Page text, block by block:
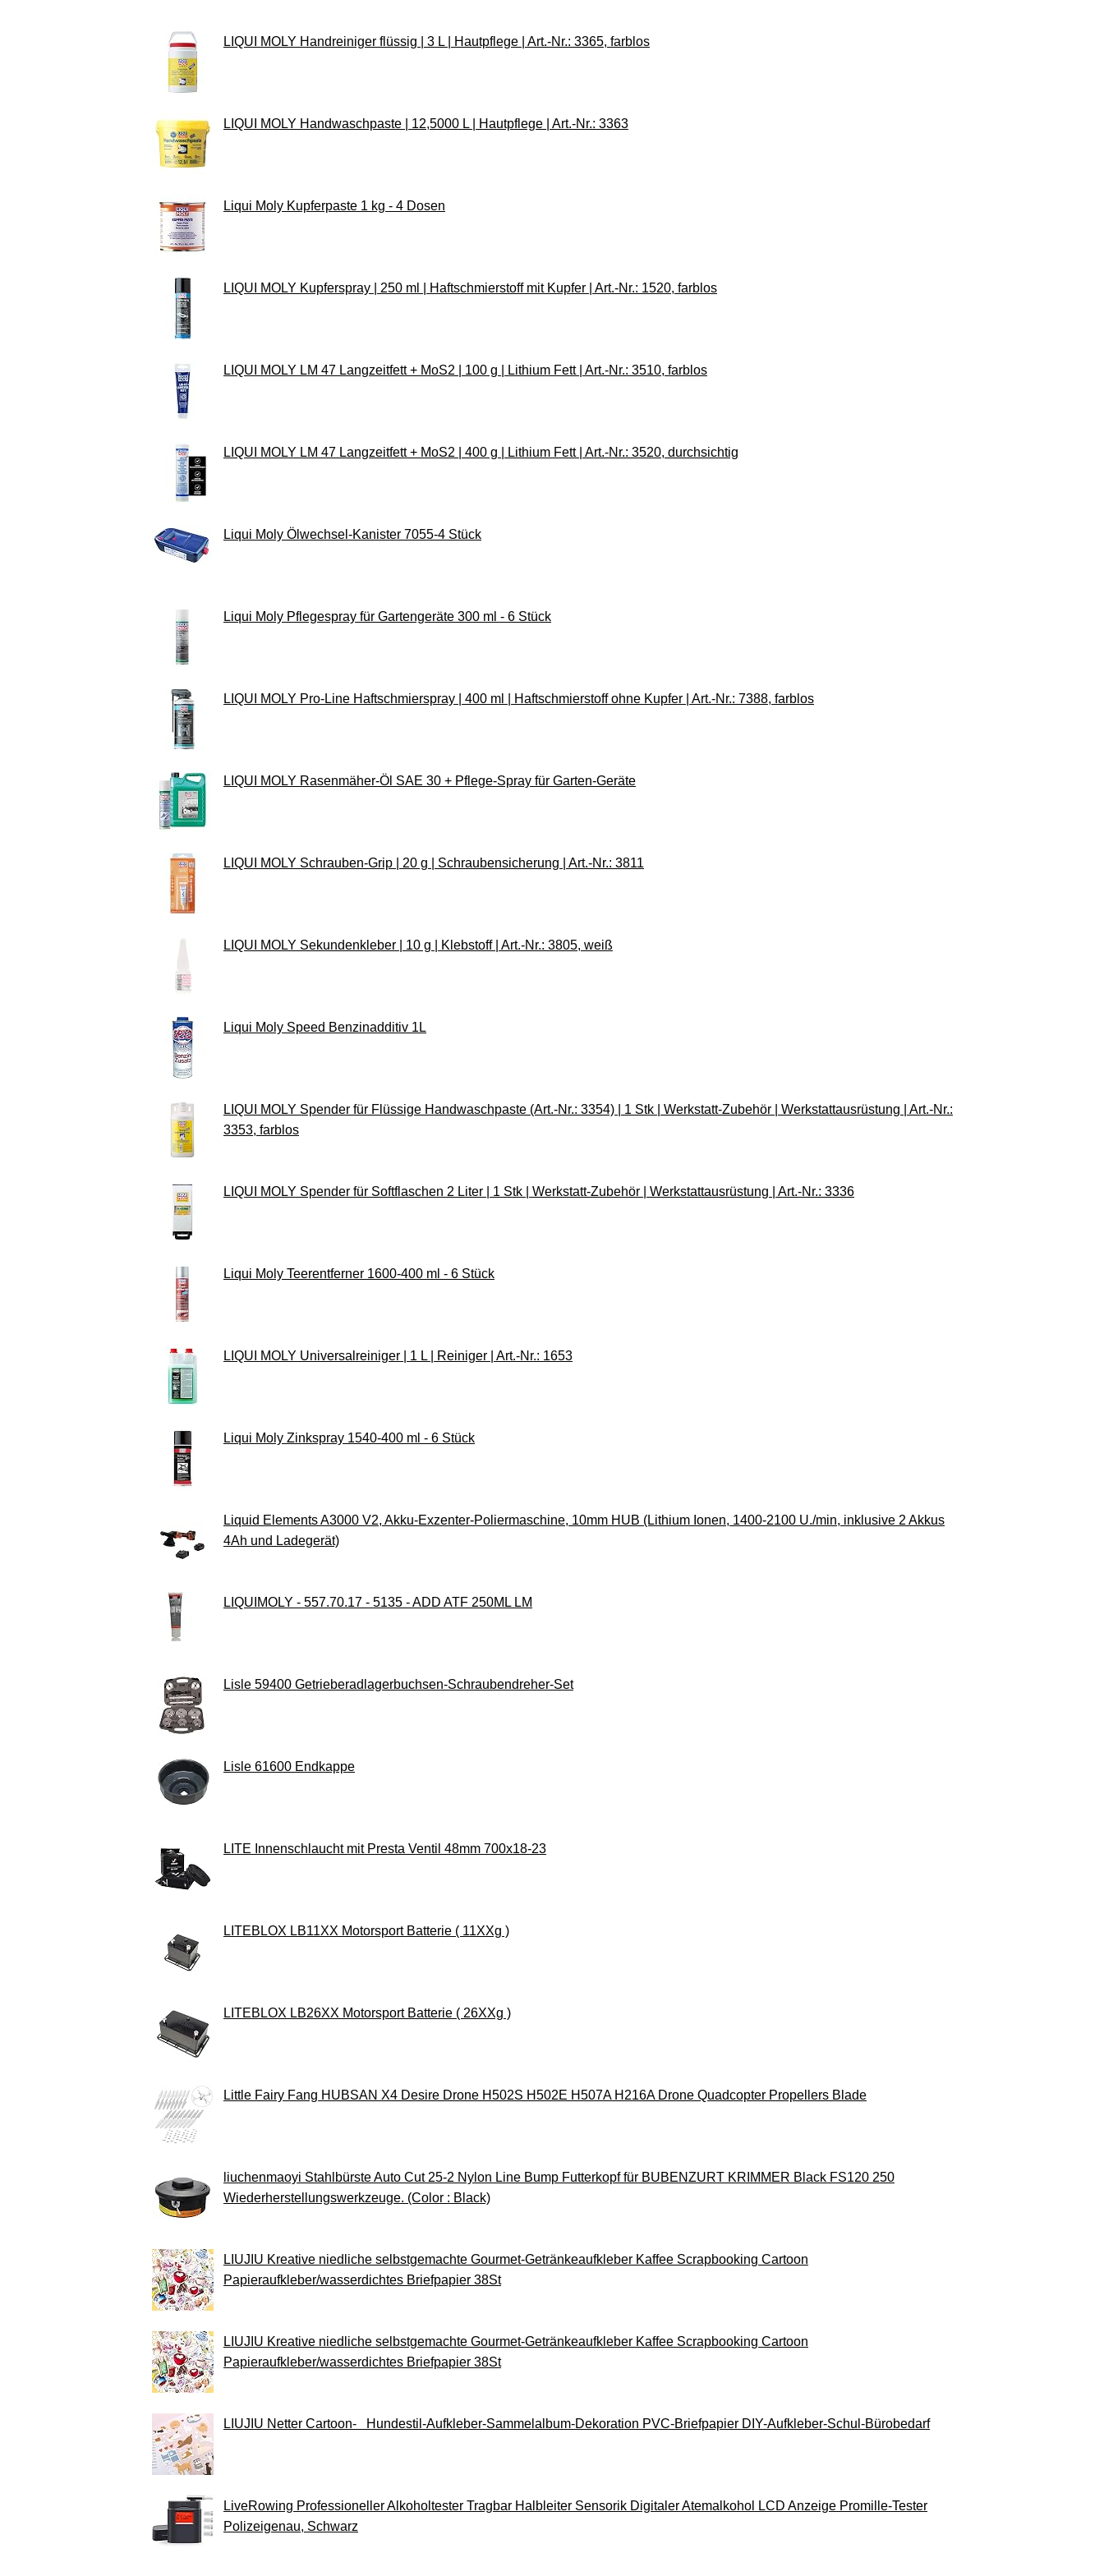
LIQUI MOLY Handreiniger flüssig | 3 L | Hautpflege | Art.-Nr.: 3365, farblos
LIQUI MOLY Handwaschpaste | 12,5000 L | Hautpflege | Art.-Nr.: 3363
Liqui Moly Kupferpaste 1 kg - 4 Dosen
LIQUI MOLY Kupferspray | 250 ml | Haftschmierstoff mit Kupfer | Art.-Nr.: 1520, farblos
LIQUI MOLY LM 47 Langzeitfett + MoS2 | 100 g | Lithium Fett | Art.-Nr.: 3510, farblos
LIQUI MOLY LM 47 Langzeitfett + MoS2 | 400 g | Lithium Fett | Art.-Nr.: 3520, durchsichtig
Liqui Moly Ölwechsel-Kanister 7055-4 Stück
Liqui Moly Pflegespray für Gartengeräte 300 ml - 6 Stück
LIQUI MOLY Pro-Line Haftschmierspray | 400 ml | Haftschmierstoff ohne Kupfer | Art.-Nr.: 7388, farblos
LIQUI MOLY Rasenmäher-Öl SAE 30 + Pflege-Spray für Garten-Geräte
LIQUI MOLY Schrauben-Grip | 20 g | Schraubensicherung | Art.-Nr.: 3811
LIQUI MOLY Sekundenkleber | 10 g | Klebstoff | Art.-Nr.: 3805, weiß
Liqui Moly Speed Benzinadditiv 1L
LIQUI MOLY Spender für Flüssige Handwaschpaste (Art.-Nr.: 3354) | 1 Stk | Werkstatt-Zubehör | Werkstattausrüstung | Art.-Nr.:
3353, farblos
LIQUI MOLY Spender für Softflaschen 2 Liter | 1 Stk | Werkstatt-Zubehör | Werkstattausrüstung | Art.-Nr.: 3336
Liqui Moly Teerentferner 1600-400 ml - 6 Stück
LIQUI MOLY Universalreiniger | 1 L | Reiniger | Art.-Nr.: 1653
Liqui Moly Zinkspray 1540-400 ml - 6 Stück
Liquid Elements A3000 V2, Akku-Exzenter-Poliermaschine, 10mm HUB (Lithium Ionen, 1400-2100 U./min, inklusive 2 Akkus
4Ah und Ladegerät)
LIQUIMOLY - 557.70.17 - 5135 - ADD ATF 250ML LM
Lisle 59400 Getrieberadlagerbuchsen-Schraubendreher-Set
Lisle 61600 Endkappe
LITE Innenschlaucht mit Presta Ventil 48mm 700x18-23
LITEBLOX LB11XX Motorsport Batterie ( 11XXg )
LITEBLOX LB26XX Motorsport Batterie ( 26XXg )
Little Fairy Fang HUBSAN X4 Desire Drone H502S H502E H507A H216A Drone Quadcopter Propellers Blade
liuchenmaoyi Stahlbürste Auto Cut 25-2 Nylon Line Bump Futterkopf für BUBENZURT KRIMMER Black FS120 250
Wiederherstellungswerkzeuge. (Color : Black)
LIUJIU Kreative niedliche selbstgemachte Gourmet-Getränkeaufkleber Kaffee Scrapbooking Cartoon
Papieraufkleber/wasserdichtes Briefpapier 38St
LIUJIU Kreative niedliche selbstgemachte Gourmet-Getränkeaufkleber Kaffee Scrapbooking Cartoon
Papieraufkleber/wasserdichtes Briefpapier 38St
LIUJIU Netter Cartoon- Hundestil-Aufkleber-Sammelalbum-Dekoration PVC-Briefpapier DIY-Aufkleber-Schul-Bürobedarf
LiveRowing Professioneller Alkoholtester Tragbar Halbleiter Sensorik Digitaler Atemalkohol LCD Anzeige Promille-Tester
Polizeigenau, Schwarz